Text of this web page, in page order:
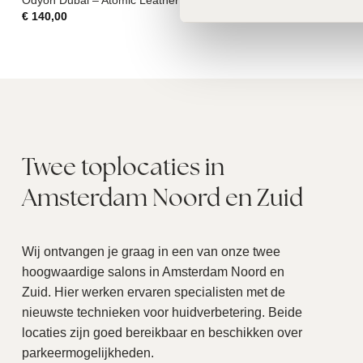
€140,00
Twee toplocaties in
Amsterdam Noord en Zuid
Wij ontvangen je graag in een van onze twee
hoogwaardige salons in Amsterdam Noord en
Zuid. Hier werken ervaren specialisten met de
nieuwste technieken voor huidverbetering. Beide
locaties zijn goed bereikbaar en beschikken over
parkeermogelijkheden.